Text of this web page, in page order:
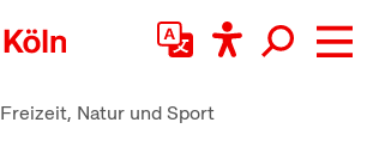
Freizeit, Natur und Sport